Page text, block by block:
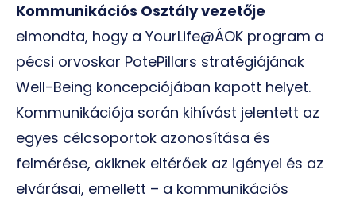
Kommunikációs Osztály vezetője
elmondta, hogy a YourLife@ÁOK program a
pécsi orvoskar PotePillars stratégiájának
Well-Being koncepciójában kapott helyet.
Kommunikációja során kihívást jelentett az
egyes célcsoportok azonosítása és
felmérése, akiknek eltérőek az igényei és az
elvárásai, emellett – a kommunikációs